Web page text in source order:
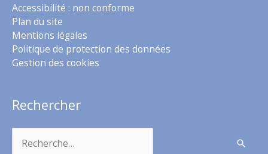
Accessibilité : non conforme
Plan du site
Mentions légales
Politique de protection des données
Gestion des cookies
Rechercher